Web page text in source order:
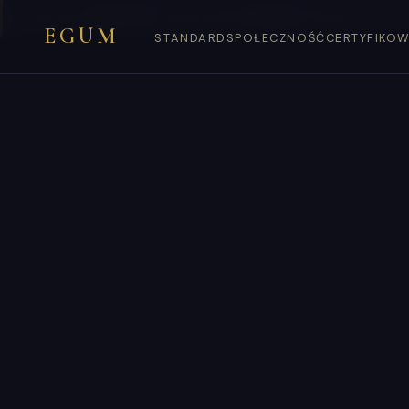
EGUM STANDARD SPOŁECZNOŚĆ